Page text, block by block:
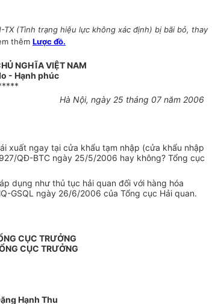
(Tình trạng hiệu lực không xác định) bị bãi bỏ, thay
thêm Lược đồ.
NGHĨA VIỆT NAM
- Hạnh phúc
Hà Nội, ngày 25 tháng 07 năm 2006
xuất ngay tại cửa khẩu tạm nhập (cửa khẩu nhập
QĐ-BTC ngày 25/5/2006 hay không? Tổng cục
dụng như thủ tục hải quan đối với hàng hóa
GSQL ngày 26/6/2006 của Tổng cục Hải quan.
CỤC TRƯỞNG
CỤC TRƯỞNG
Hạnh Thu